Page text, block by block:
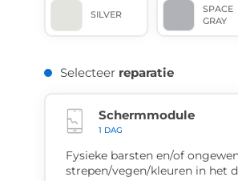
SILVER
SPACE
GRAY
Selecteer reparatie
Schermmodule
1 DAG
Fysieke barsten en/of
strepen/vegen/kleuren in het